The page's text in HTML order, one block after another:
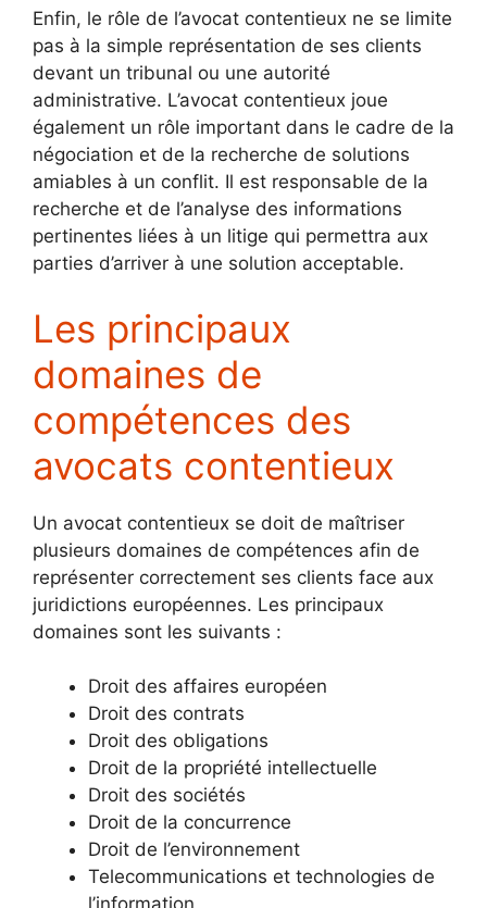
Enfin, le rôle de l’avocat contentieux ne se limite
pas à la simple représentation de ses clients
devant un tribunal ou une autorité
administrative. L’avocat contentieux joue
également un rôle important dans le cadre de la
négociation et de la recherche de solutions
amiables à un conflit. Il est responsable de la
recherche et de l’analyse des informations
pertinentes liées à un litige qui permettra aux
parties d’arriver à une solution acceptable.
Les principaux
domaines de
compétences des
avocats contentieux
Un avocat contentieux se doit de maîtriser
plusieurs domaines de compétences afin de
représenter correctement ses clients face aux
juridictions européennes. Les principaux
domaines sont les suivants :
Droit des affaires européen
Droit des contrats
Droit des obligations
Droit de la propriété intellectuelle
Droit des sociétés
Droit de la concurrence
Droit de l’environnement
Telecommunications et technologies de